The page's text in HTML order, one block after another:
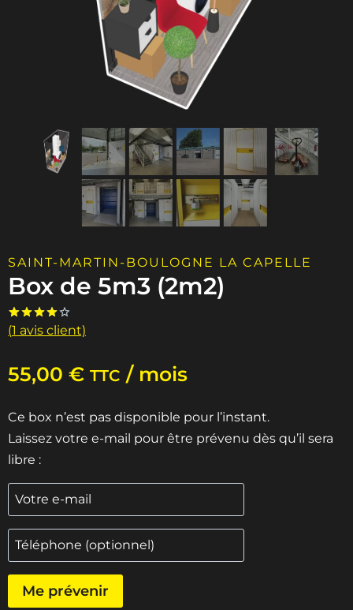
SAINT-MARTIN-BOULOGNE LA CAPELLE
Box de 5m3 (2m2)
Noté
sur
1
notation
(1 avis client)
55,00 € TTC / mois
Ce box n’est pas disponible pour l’instant.
Laissez votre e-mail pour être prévenu dès qu’il sera
libre :
Me prévenir